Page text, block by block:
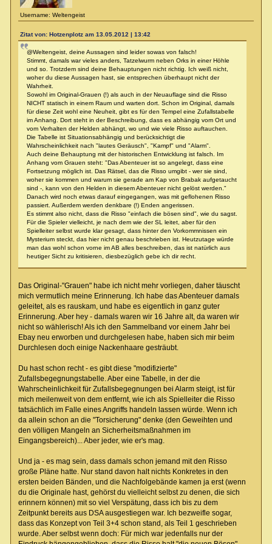
Username: Weltengeist
Zitat von: Hotzenplotz am 13.05.2012 | 13:42
@Weltengeist, deine Aussagen sind leider sowas von falsch!
Stimmt, damals war vieles anders, Tatzelwurm neben Orks in einer Höhle
und so. Trotzdem sind deine Behauptungen nicht richtig. Ich weiß nicht,
woher du diese Aussagen hast, sie entsprechen überhaupt nicht der
Wahrheit.
Sowohl im Original-Grauen (!) als auch in der Neuauflage sind die Risso
NICHT statisch in einem Raum und warten dort. Schon im Original, damals
für diese Zeit wohl eine Neuheit, gibt es für den Tempel eine Zufallstabelle
im Anhang. Dort steht in der Beschreibung, dass es abhängig vom Ort und
vom Verhalten der Helden abhängt, wo und wie viele Risso auftauchen.
Die Tabelle ist Situationsabhängig und berücksichtigt die
Wahrscheinlichkeit nach "lautes Geräusch", "Kampf" und "Alarm".
Auch deine Behauptung mit der historischen Entwicklung ist falsch. Im
Anhang vom Grauen steht: "Das Abenteuer ist so angelegt, dass eine
Fortsetzung möglich ist. Das Rätsel, das die Risso umgibt - wer sie sind,
woher sie kommen und warum sie gerade am Kap von Brabak aufgetaucht
sind -, kann von den Helden in diesem Abenteuer nicht gelöst werden."
Danach wird noch etwas darauf eingegangen, was mit geflohenen Risso
passiert. Außerdem werden denkbare (!) Enden angerissen.
Es stimmt also nicht, dass die Risso "einfach die bösen sind", wie du sagst.
Für die Spieler vielleicht, je nach dem wie der SL leitet, aber für den
Spielleiter selbst wurde klar gesagt, dass hinter den Vorkommnissen ein
Mysterium steckt, das hier nicht genau beschrieben ist. Heutzutage würde
man das wohl schon vorne im AB alles beschreiben, das ist natürlich aus
heutiger Sicht zu kritisieren, diesbezüglich gebe ich dir recht.
Das Original-"Grauen" habe ich nicht mehr vorliegen, daher täuscht
mich vermutlich meine Erinnerung. Ich habe das Abenteuer damals
geleitet, als es rauskam, und habe es eigentlich in ganz guter
Erinnerung. Aber hey - damals waren wir 16 Jahre alt, da waren wir
nicht so wählerisch! Als ich den Sammelband vor einem Jahr bei
Ebay neu erworben und durchgelesen habe, haben sich mir beim
Durchlesen doch einige Nackenhaare gesträubt.
Du hast schon recht - es gibt diese "modifizierte"
Zufallsbegegnungstabelle. Aber eine Tabelle, in der die
Wahrscheinlichkeit für Zufallsbegegnungen bei Alarm steigt, ist für
mich meilenweit von dem entfernt, wie ich als Spielleiter die Risso
tatsächlich im Falle eines Angriffs handeln lassen würde. Wenn ich
da allein schon an die "Torsicherung" denke (den Geweihten und
den völligen Mangeln an Sicherheitsmaßnahmen im
Eingangsbereich)... Aber jeder, wie er's mag.
Und ja - es mag sein, dass damals schon jemand mit den Risso
große Pläne hatte. Nur stand davon halt nichts Konkretes in den
ersten beiden Bänden, und die Nachfolgebände kamen ja erst (wenn
du die Originale hast, gehörst du vielleicht selbst zu denen, die sich
erinnern können) mit so viel Verspätung, dass ich bis zu dem
Zeitpunkt bereits aus DSA ausgestiegen war. Ich bezweifle sogar,
dass das Konzept von Teil 3+4 schon stand, als Teil 1 geschrieben
wurde. Aber selbst wenn doch: Für mich war jedenfalls nur der